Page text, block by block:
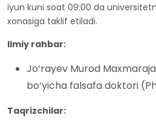
iyun kuni soat 09:00 da
xonasiga taklif etiladi.
Ilmiy rahbar:
Jo‘rayev Murod
bo‘yicha falsafa doktori
Taqrizchilar: